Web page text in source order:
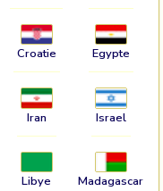
Croatie Egypte
Iran Israel
Libye Madagascar